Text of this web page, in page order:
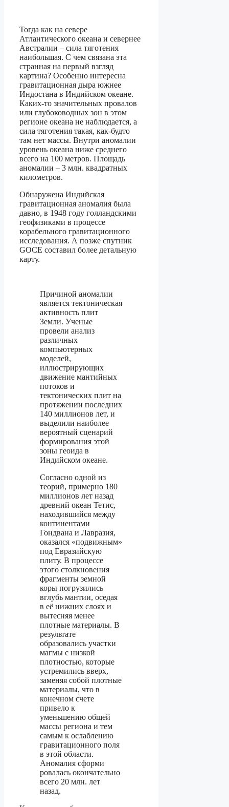
Тогда как на севере
Атлантического океана и севернее
Австралии – сила тяготения
наибольшая. С чем связана эта
странная на первый взгляд
картина? Особенно интересна
гравитационная дыра южнее
Индостана в Индийском океане.
Каких-то значительных провалов
или глубоководных зон в этом
регионе океана не наблюдается, а
сила тяготения такая, как-будто
там нет массы. Внутри аномалии
уровень океана ниже среднего
всего на 100 метров. Площадь
аномалии – 3 млн. квадратных
километров.
Обнаружена Индийская
гравитационная аномалия была
давно, в 1948 году голландскими
геофизиками в процессе
корабельного гравитационного
исследования. А позже спутник
GOCE составил более детальную
карту.
Причиной аномалии
является тектоническая
активность плит
Земли. Ученые
провели анализ
различных
компьютерных
моделей,
иллюстрирующих
движение мантийных
потоков и
тектонических плит на
протяжении последних
140 миллионов лет, и
выделили наиболее
вероятный сценарий
формирования этой
зоны геоида в
Индийском океане.
Согласно одной из
теорий, примерно 180
миллионов лет назад
древний океан Тетис,
находившийся между
континентами
Гондвана и Лавразия,
оказался «подвижным»
под Евразийскую
плиту. В процессе
этого столкновения
фрагменты земной
коры погрузились
вглубь мантии, оседая
в её нижних слоях и
вытесняя менее
плотные материалы. В
результате
образовались участки
магмы с низкой
плотностью, которые
устремились вверх,
заменяя собой плотные
материалы, что в
конечном счете
привело к
уменьшению общей
массы региона и тем
самым к ослаблению
гравитационного поля
в этой области.
Аномалия сформи
ровалась окончательно
всего 20 млн. лет
назад.